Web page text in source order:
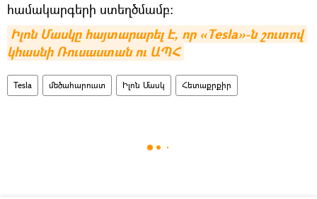
համակարգերի ստեղծմամբ։
Իլոն Մասկը հայտարարել Է, որ «Tesla»-ն շուտով
կհասնի Ռուսաստան ու ԱՊՀ
Tesla մեծահարուստ Իլոն Մասկ Հետաքրքիր